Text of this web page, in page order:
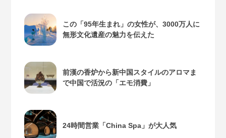
この「95年生まれ」の女性が、3000万人に
無形文化遺産の魅力を伝えた
前漢の香炉から新中国スタイルのアロマま
で中国で活況の「エモ消費」
24時間営業「China Spa」が大人気